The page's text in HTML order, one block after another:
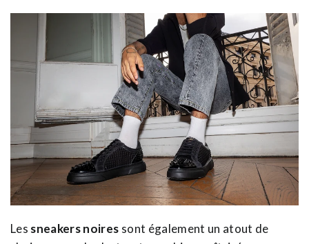
Les sneakers noires sont également un atout de